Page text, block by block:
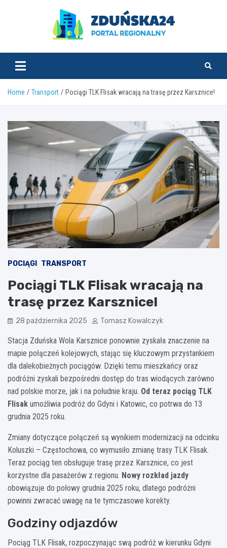
zdunska24.pl
Home Transport Pociągi TLK Flisak wracają na trasę przez Karsznice!
POCIĄGI TRANSPORT
Pociągi TLK Flisak wracają na
trasę przez Karsznice!
28 października 2025 Tomasz Kowalczyk
Stacja Zduńska Wola Karsznice ponownie zyskała znaczenie na
mapie połączeń kolejowych, stając się kluczowym przystankiem
dla dalekobieżnych pociągów. Dzięki temu mieszkańcy oraz
podróżni zyskali bezpośredni dostęp do tras wiodących zarówno
nad polskie morze, jak i na południe kraju. Od teraz pociąg TLK
Flisak umożliwia podróż do Gdyni i Katowic, co potrwa do 13
grudnia 2025 roku.
Zmiany dotyczące połączeń są wynikiem modernizacji na odcinku
Koluszki – Częstochowa, co wymusiło zmianę trasy TLK Flisak.
Teraz pociąg ten obsługuje trasę przez Karsznice, co jest
korzystne dla pasażerów z regionu. Nowy rozkład jazdy
obowiązuje do połowy grudnia 2025 roku, dlatego podróżni
powinni zwracać uwagę na te tymczasowe korekty.
Godziny odjazdów
Pociąg TLK Flisak, rozpoczynając swą podróż w kierunku Gdyni